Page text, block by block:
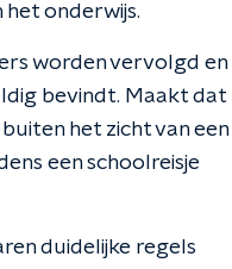
onderwijs.
worden vervolgd en
bevindt. Maakt dat
het zicht van een
een schoolreisje
duidelijke regels